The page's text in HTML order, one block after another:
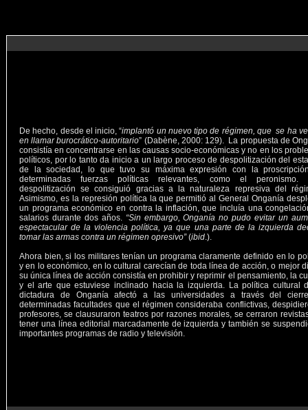
De hecho, desde el inicio, “implantó un nuevo tipo de régimen, que se ha
en llamar burocrático-autoritario” (Dabène, 2000: 129). La propuesta de
consistía en concentrarse en las causas socio-económicas y no en los
políticos, por lo tanto da inicio a un largo proceso de despolitización del
de la sociedad, lo que tuvo su máxima expresión con la
determinadas fuerzas políticas relevantes, como el peronismo.
despolitización se consiguió gracias a la naturaleza represiva del
Asimismo, es la represión política la que permitió al General Onganía
un programa económico en contra la inflación, que incluía una
salarios durante dos años. “Sin embargo, Onganía no pudo evitar un
espectacular de la violencia política, ya que una parte de la izquierda
tomar las armas contra un régimen opresivo”(ibid.).
Ahora bien, si los militares tenían un programa claramente definido en lo
y en lo económico, en lo cultural carecían de toda línea de acción, o mejor
su única línea de acción consistía en prohibir y reprimir el pensamiento, la
y el arte que estuviese inclinado hacia la izquierda. La política cultural
dictadura de Onganía afectó a las universidades a través del
determinadas facultades que el régimen consideraba conflictivas,
profesores, se clausuraron teatros por razones morales, se cerraron
tener una línea editorial marcadamente de izquierda y también se
importantes programas de radio y televisión.